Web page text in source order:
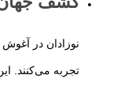
نوزادان در
تجربه می‌کنند.